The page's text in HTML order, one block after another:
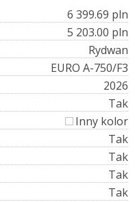
6 399.69 pln
5 203.00 pln
Rydwan
EURO A-750/F3
2026
Tak
Inny kolor
Tak
Tak
Tak
Tak